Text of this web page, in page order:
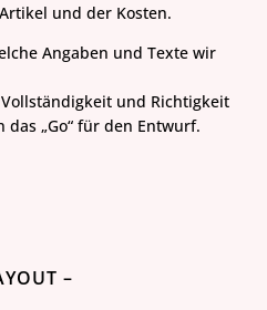
und der Kosten.
Angaben und Texte wir
und Richtigkeit
„Go“ für den Entwurf.
–